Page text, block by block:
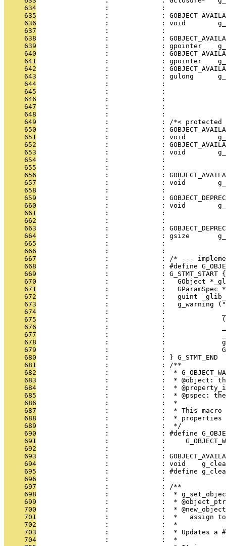
     634
:             :
     635
:             :
     636
:             : void
     637
:             :
     638
:             :
     639
:             : gpointer
     640
:             :
     641
:             : gpointer
     642
:             :
     643
:             : gulong
     644
:             :
     645
:             :
     646
:             :
     647
:             :
     648
                 :             :
     649
:             : /*< protected
     650
:             :
     651
:             : void
     652
:             :
     653
:             : void
     654
                 :             :
     655
                 :             :
     656
:             :
     657
:             : void
     658
:             :
     659
:             :
     660
:             : void
     661
:             :
     662
                 :             :
     663
:             :
     664
:             : gsize
     665
:             :
     666
                 :             :
     667
:             : /* ---
     668
:             : #define
     669
:             : G_STMT_START
     670
:             :   GObject
     671
:             :   GParamSpec
     672
:             :   guint
     673
:             :   g_warning
     674
:             :
     675
:             :
     676
:             :
     677
:             :
     678
:             :
     679
:             :
     680
                 :             : } G_STMT_END
     681
                 :             : /**
     682
:             :  *
     683
:             :  * @object:
     684
:             :  *
     685
:             :  * @pspec:
     686
                 :             :  *
     687
:             :  * This
     688
:             :  *
     689
                 :             :  */
     690
:             : #define
     691
:             :
     692
                 :             :
     693
:             :
     694
:             : void
     695
:             : #define
     696
                 :             :
     697
                 :             : /**
     698
:             :  *
     699
:             :  *
     700
:             :  *
     701
:             :  *   assign
     702
                 :             :  *
     703
:             :  * Updates a
     704
                 :             :  *